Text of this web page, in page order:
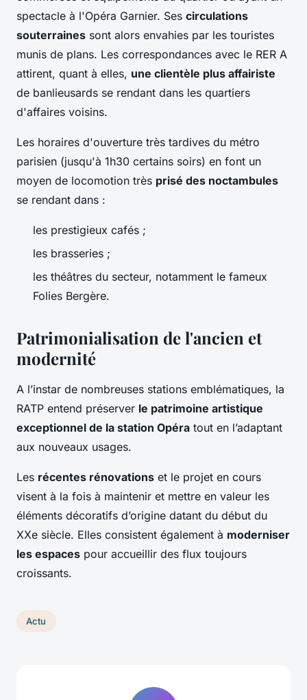
spectacle à l'Opéra Garnier. Ses circulations
souterraines sont alors envahies par les touristes
munis de plans. Les correspondances avec le RER A
attirent, quant à elles, une clientèle plus affairiste
de banlieusards se rendant dans les quartiers
d'affaires voisins.
Les horaires d'ouverture très tardives du métro
parisien (jusqu'à 1h30 certains soirs) en font un
moyen de locomotion très prisé des noctambules
se rendant dans :
les prestigieux cafés ;
les brasseries ;
les théâtres du secteur, notamment le fameux
Folies Bergère.
Patrimonialisation de l'ancien et
modernité
A l’instar de nombreuses stations emblématiques, la
RATP entend préserver le patrimoine artistique
exceptionnel de la station Opéra tout en l’adaptant
aux nouveaux usages.
Les récentes rénovations et le projet en cours
visent à la fois à maintenir et mettre en valeur les
éléments décoratifs d’origine datant du début du
XXe siècle. Elles consistent également à moderniser
les espaces pour accueillir des flux toujours
croissants.
Actu